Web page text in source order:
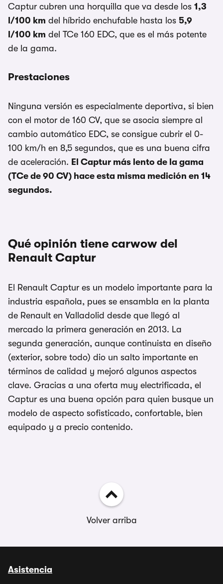
Captur cubren una horquilla que va desde los 1,3
l/100 km del híbrido enchufable hasta los 5,9
l/100 km del TCe 160 EDC, que es el más potente
de la gama.
Prestaciones
Ninguna versión es especialmente deportiva, si bien
con el motor de 160 CV, que se asocia siempre al
cambio automático EDC, se consigue cubrir el 0-
100 km/h en 8,5 segundos, que es una buena cifra
de aceleración. El Captur más lento de la gama
(TCe de 90 CV) hace esta misma medición en 14
segundos.
Qué opinión tiene carwow del
Renault Captur
El Renault Captur es un modelo importante para la
industria española, pues se ensambla en la planta
de Renault en Valladolid desde que llegó al
mercado la primera generación en 2013. La
segunda generación, aunque continuista en diseño
(exterior, sobre todo) dio un salto importante en
términos de calidad y mejoró algunos aspectos
clave. Gracias a una oferta muy electrificada, el
Captur es una buena opción para quien busque un
modelo de aspecto sofisticado, confortable, bien
equipado y a precio contenido.
Volver arriba
Asistencia